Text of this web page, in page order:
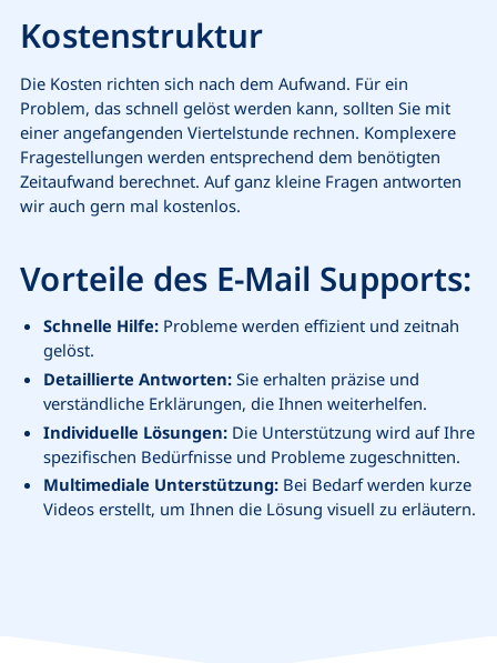
Kostenstruktur
Die Kosten richten sich nach dem Aufwand. Für ein
Problem, das schnell gelöst werden kann, sollten Sie mit
einer angefangenden Viertelstunde rechnen. Komplexere
Fragestellungen werden entsprechend dem benötigten
Zeitaufwand berechnet. Auf ganz kleine Fragen antworten
wir auch gern mal kostenlos.
Vorteile des E-Mail Supports:
Schnelle Hilfe: Probleme werden effizient und zeitnah
gelöst.
Detaillierte Antworten: Sie erhalten präzise und
verständliche Erklärungen, die Ihnen weiterhelfen.
Individuelle Lösungen: Die Unterstützung wird auf Ihre
spezifischen Bedürfnisse und Probleme zugeschnitten.
Multimediale Unterstützung: Bei Bedarf werden kurze
Videos erstellt, um Ihnen die Lösung visuell zu erläutern.